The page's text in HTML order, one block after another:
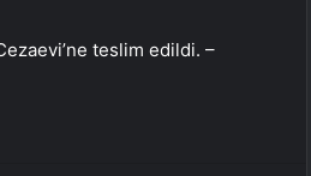
teslim edildi. –